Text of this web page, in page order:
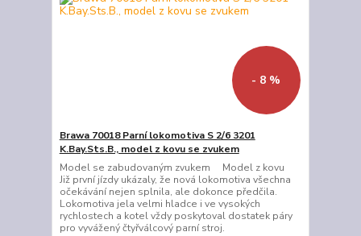
- 8 %
Brawa 70018 Parní lokomotiva S 2/6 3201
K.Bay.Sts.B., model z kovu se zvukem
Model se zabudovaným zvukem Model z kovu
Již první jízdy ukázaly, že nová lokomotiva všechna
očekávání nejen splnila, ale dokonce předčila.
Lokomotiva jela velmi hladce i ve vysokých
rychlostech a kotel vždy poskytoval dostatek páry
pro vyvážený čtyřválcový parní stroj.